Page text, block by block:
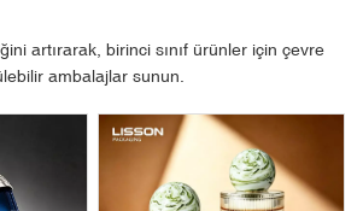
artırarak, birinci sınıf ürünler için çevre
ambalajlar sunun.